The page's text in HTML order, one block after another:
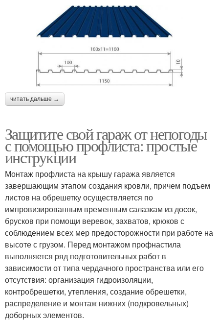
читать дальше →
Защитите свой гараж от непогоды
с помощью профлиста: простые
инструкции
Монтаж профлиста на крышу гаража является
завершающим этапом создания кровли, причем подъем
листов на обрешетку осуществляется по
импровизированным временным салазкам из досок,
брусков при помощи веревок, захватов, крюков с
соблюдением всех мер предосторожности при работе на
высоте с грузом. Перед монтажом профнастила
выполняется ряд подготовительных работ в
зависимости от типа чердачного пространства или его
отсутствия: организация гидроизоляции,
контробрешетки, утепления, создание обрешетки,
распределение и монтаж нижних (подкровельных)
доборных элементов.